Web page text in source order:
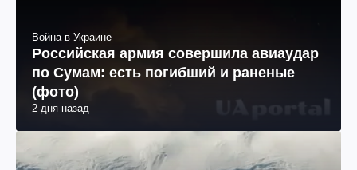
Война в Украине
Российская армия совершила авиаудар
по Сумам: есть погибший и раненые
(фото)
2 дня назад